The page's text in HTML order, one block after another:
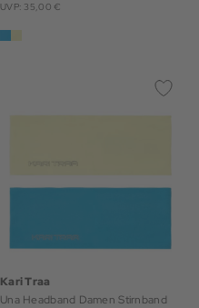
UVP: 35,00 €
Kari Traa
Una Headband Damen Stirnband